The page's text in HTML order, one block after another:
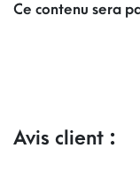
Ce contenu sera
Avis client :